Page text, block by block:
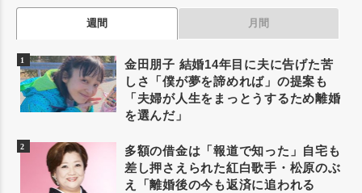
週間 月間
金田朋子 結婚14年目に夫に告げた苦
しさ「僕が夢を諦めれば」の提案も
「夫婦が人生をまっとうするため離婚
を選んだ」
多額の借金は「報道で知った」自宅も
差し押さえられた紅白歌手・松原のぶ
え「離婚後の今も返済に追われる